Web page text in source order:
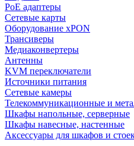
PoE адаптеры
Сетевые карты
Оборудование xPON
Трансиверы
Медиаконвертеры
Антенны
KVM переключатели
Источники питания
Сетевые камеры
Телекоммуникационные и
Шкафы напольные, серверные
Шкафы навесные, настенные
Аксессуары для шкафов и